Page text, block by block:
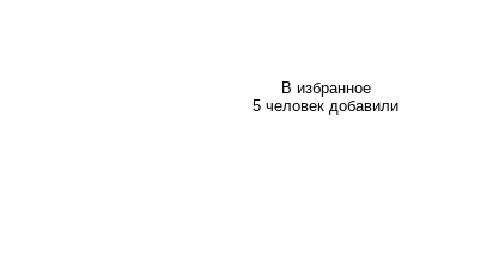
В избранное
5 человек добавили